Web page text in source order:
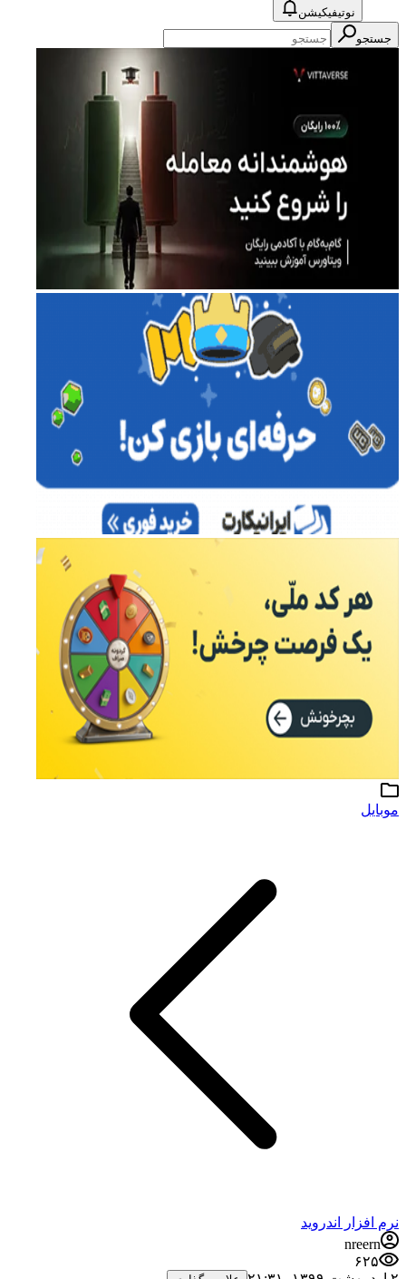
نوتیفیکیشن
جستجو
موبایل
نرم افزار اندروید
nreern
۶۲۵